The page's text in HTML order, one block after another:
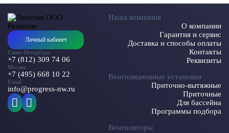
Личный кабинет
Санкт-Петербург
+7 (812) 309 74 06
Москва
+7 (495) 668 10 22
Email
info@progress-nw.ru
Наша компания
О компании
Гарантия и сервис
Доставка и способы оплаты
Контакты
Реквизиты
Вентиляционные установки
Приточно-вытяжные
Приточные
Для бассейна
Программы подбора
Вентиляторы